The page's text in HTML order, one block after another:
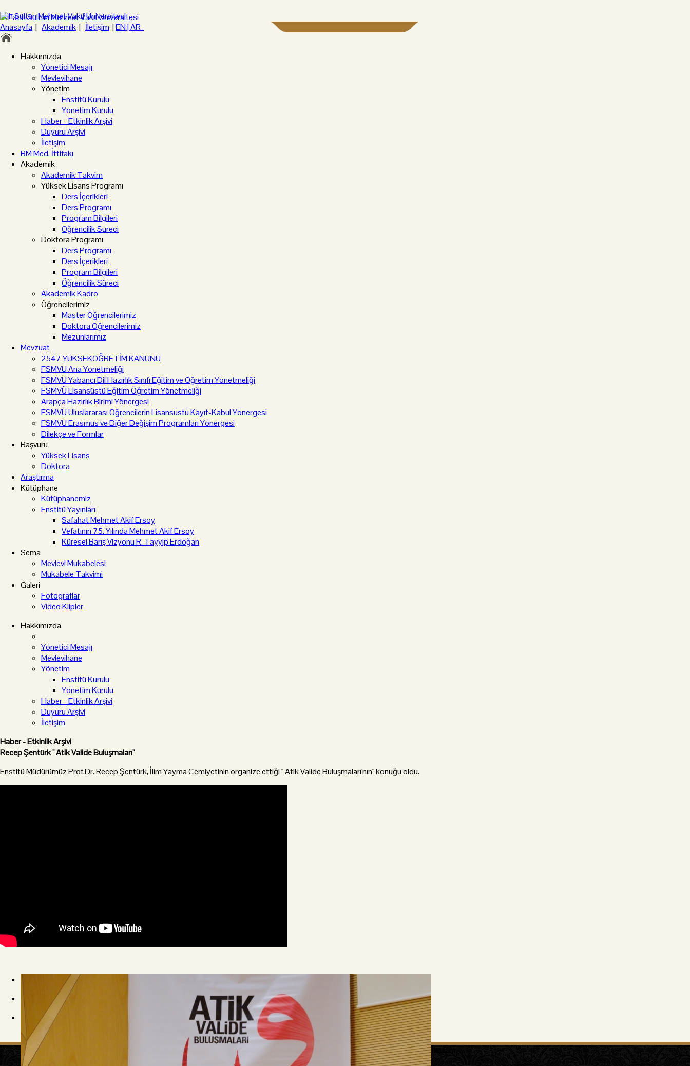
Anasayfa | Akademik | İletişim |EN |AR
Hakkımızda
Yönetici Mesajı
Mevlevihane
Yönetim
Enstitü Kurulu
Yönetim Kurulu
Haber - Etkinlik Arşivi
Duyuru Arşivi
İletişim
BM Med. İttifakı
Akademik
Akademik Takvim
Yüksek Lisans Programı
Ders İçerikleri
Ders Programı
Program Bilgileri
Öğrencilik Süreci
Doktora Programı
Ders Programı
Ders İçerikleri
Program Bilgileri
Öğrencilik Süreci
Akademik Kadro
Öğrencilerimiz
Master Öğrencilerimiz
Doktora Öğrencilerimiz
Mezunlarımız
Mevzuat
2547 YÜKSEKÖĞRETİM KANUNU
FSMVÜ Ana Yönetmeliği
FSMVÜ Yabancı Dil Hazırlık Sınıfı Eğitim ve Öğretim Yönetmeliği
FSMVÜ Lisansüstü Eğitim Öğretim Yönetmeliği
Arapça Hazırlık Birimi Yönergesi
FSMVÜ Uluslararası Öğrencilerin Lisansüstü Kayıt-Kabul Yönergesi
FSMVÜ Erasmus ve Diğer Değişim Programları Yönergesi
Dilekçe ve Formlar
Başvuru
Yüksek Lisans
Doktora
Araştırma
Kütüphane
Kütüphanemiz
Enstitü Yayınları
Safahat Mehmet Akif Ersoy
Vefatının 75. Yılında Mehmet Akif Ersoy
Küresel Barış Vizyonu R. Tayyip Erdoğan
Sema
Mevlevi Mukabelesi
Mukabele Takvimi
Galeri
Fotograflar
Video Klipler
Hakkımızda
Yönetici Mesajı
Mevlevihane
Yönetim
Enstitü Kurulu
Yönetim Kurulu
Haber - Etkinlik Arşivi
Duyuru Arşivi
İletişim
Haber - Etkinlik Arşivi
Recep Şentürk '' Atik Valide Buluşmaları''
Enstitü Müdürümüz Prof.Dr. Recep Şentürk, İlim Yayma Cemiyetinin organize ettiği " Atik Valide Buluşmaları'nın" konuğu oldu.